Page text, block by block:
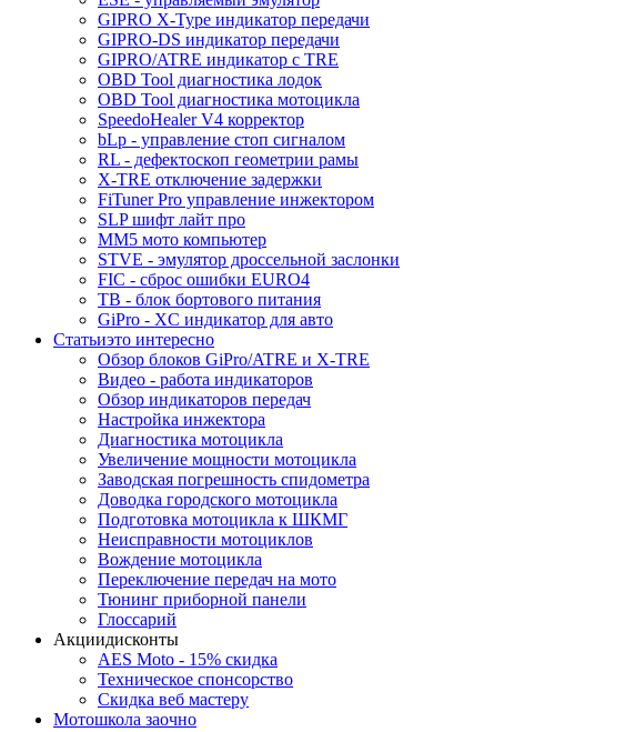
GIPRO X-Type индикатор передачи
GIPRO-DS индикатор передачи
GIPRO/ATRE индикатор с TRE
OBD Tool диагностика лодок
OBD Tool диагностика мотоцикла
SpeedoHealer V4 корректор
bLp - управление стоп сигналом
RL - дефектоскоп геометрии рамы
X-TRE отключение задержки
FiTuner Pro управление инжектором
SLP шифт лайт про
MM5 мото компьютер
STVE - эмулятор дроссельной заслонки
FIC - сброс ошибки EURO4
TB - блок бортового питания
GiPro - XC индикатор для авто
Статьиэто интересно
Обзор блоков GiPro/ATRE и X-TRE
Видео - работа индикаторов
Обзор индикаторов передач
Настройка инжектора
Диагноcтика мотоцикла
Увеличение мощности мотоцикла
Заводская погрешность спидометра
Доводка городского мотоцикла
Подготовка мотоцикла к ШКМГ
Неисправности мотоциклов
Вождение мотоцикла
Переключение передач на мото
Тюнинг приборной панели
Глоссарий
Акциидисконты
AES Moto - 15% скидка
Техническое спонсорство
Скидка веб мастеру
Мотошкола заочно